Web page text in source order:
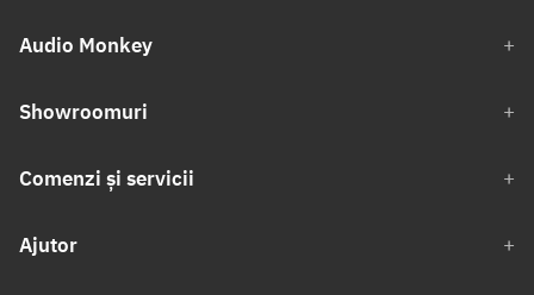
Audio Monkey
Showroomuri
Comenzi și servicii
Ajutor